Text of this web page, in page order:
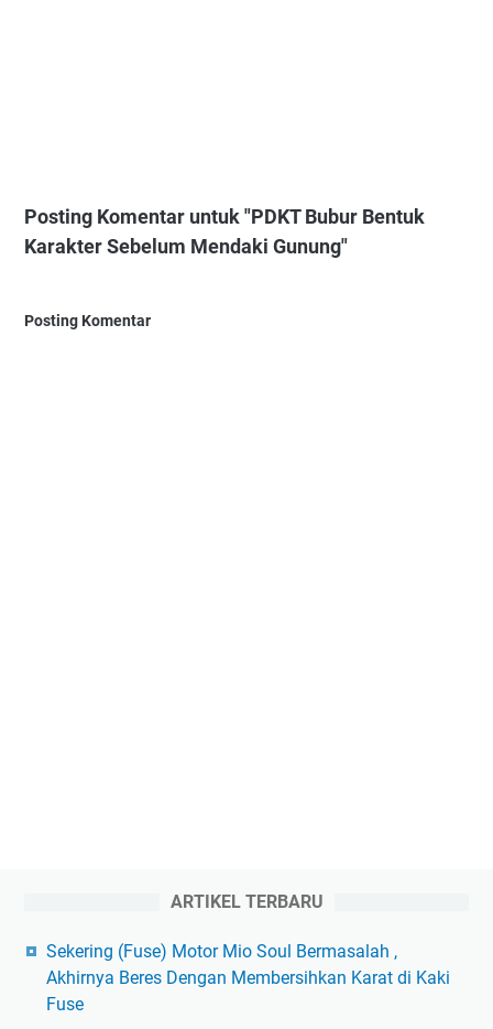
Posting Komentar untuk "PDKT Bubur Bentuk
Karakter Sebelum Mendaki Gunung"
Posting Komentar
ARTIKEL TERBARU
Sekering (Fuse) Motor Mio Soul Bermasalah ,
Akhirnya Beres Dengan Membersihkan Karat di Kaki
Fuse